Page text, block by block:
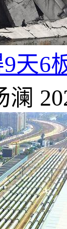
天6
澜